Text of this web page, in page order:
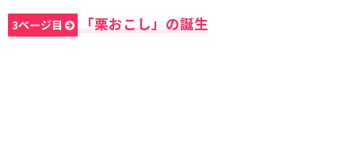
3ページ目 「栗おこし」の誕生